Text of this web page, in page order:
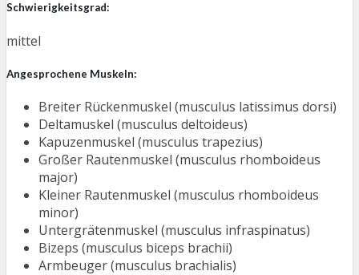
Schwierigkeitsgrad:
mittel
Angesprochene Muskeln:
Breiter Rückenmuskel (musculus latissimus dorsi)
Deltamuskel (musculus deltoideus)
Kapuzenmuskel (musculus trapezius)
Großer Rautenmuskel (musculus rhomboideus
major)
Kleiner Rautenmuskel (musculus rhomboideus
minor)
Untergrätenmuskel (musculus infraspinatus)
Bizeps (musculus biceps brachii)
Armbeuger (musculus brachialis)